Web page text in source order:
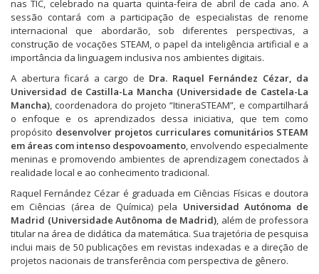
nas TIC, celebrado na quarta quinta-feira de abril de cada ano. A
sessão contará com a participação de especialistas de renome
internacional que abordarão, sob diferentes perspectivas, a
construção de vocações STEAM, o papel da inteligência artificial e a
importância da linguagem inclusiva nos ambientes digitais.
A abertura ficará a cargo de Dra. Raquel Fernández Cézar, da
Universidad de Castilla-La Mancha (Universidade de Castela-La
Mancha), coordenadora do projeto “ItineraSTEAM”, e compartilhará
o enfoque e os aprendizados dessa iniciativa, que tem como
propósito desenvolver projetos curriculares comunitários STEAM
em áreas com intenso despovoamento, envolvendo especialmente
meninas e promovendo ambientes de aprendizagem conectados à
realidade local e ao conhecimento tradicional.
Raquel Fernández Cézar é graduada em Ciências Físicas e doutora
em Ciências (área de Química) pela Universidad Autónoma de
Madrid (Universidade Autônoma de Madrid), além de professora
titular na área de didática da matemática. Sua trajetória de pesquisa
inclui mais de 50 publicações em revistas indexadas e a direção de
projetos nacionais de transferência com perspectiva de gênero.